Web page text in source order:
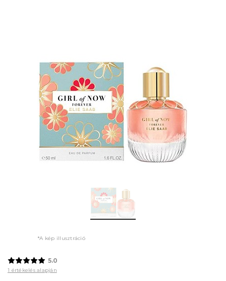
*A kép illusztráció
5.0
1 értékelés alapján